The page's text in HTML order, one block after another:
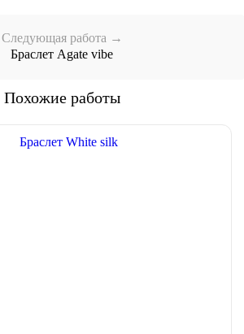
Следующая работа →
Браслет Agate vibe
Похожие работы